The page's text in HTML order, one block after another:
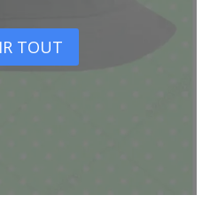
TOUT